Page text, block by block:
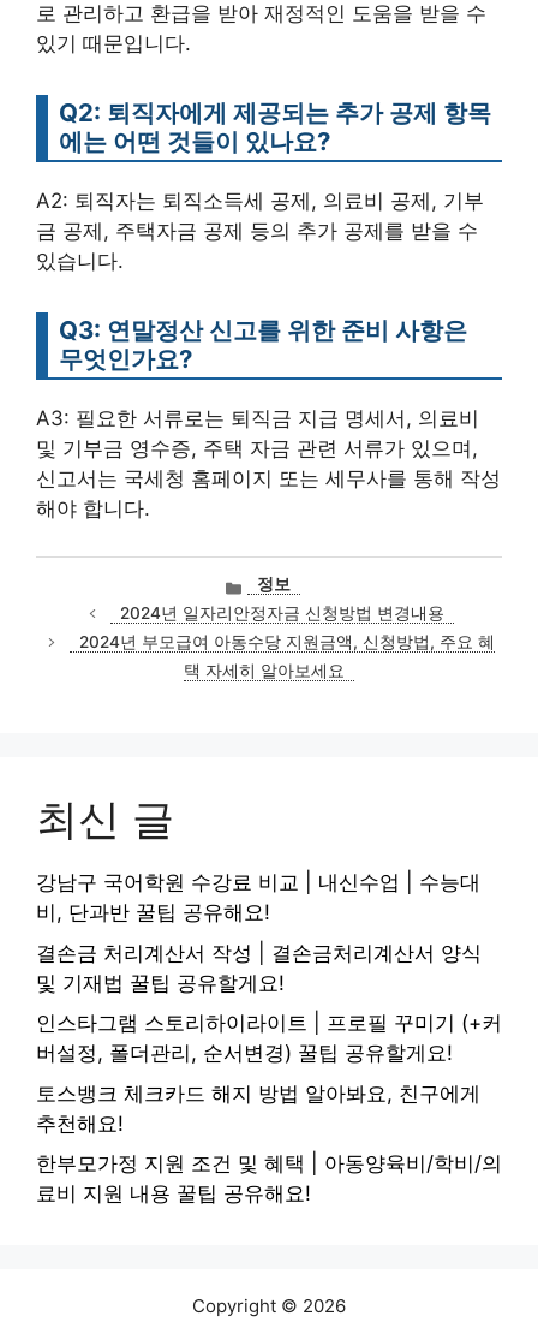
로 관리하고 환급을 받아 재정적인 도움을 받을 수
있기 때문입니다.
Q2: 퇴직자에게 제공되는 추가 공제 항목
에는 어떤 것들이 있나요?
A2: 퇴직자는 퇴직소득세 공제, 의료비 공제, 기부
금 공제, 주택자금 공제 등의 추가 공제를 받을 수
있습니다.
Q3: 연말정산 신고를 위한 준비 사항은
무엇인가요?
A3: 필요한 서류로는 퇴직금 지급 명세서, 의료비
및 기부금 영수증, 주택 자금 관련 서류가 있으며,
신고서는 국세청 홈페이지 또는 세무사를 통해 작성
해야 합니다.
카
테
고
리
정보
2024년 일자리안정자금 신청방법 변경내용
2024년 부모급여 아동수당 지원금액, 신청방법, 주요 혜
택 자세히 알아보세요
최신 글
강남구 국어학원 수강료 비교 | 내신수업 | 수능대
비, 단과반 꿀팁 공유해요!
결손금 처리계산서 작성 | 결손금처리계산서 양식
및 기재법 꿀팁 공유할게요!
인스타그램 스토리하이라이트 | 프로필 꾸미기 (+커
버설정, 폴더관리, 순서변경) 꿀팁 공유할게요!
토스뱅크 체크카드 해지 방법 알아봐요, 친구에게
추천해요!
한부모가정 지원 조건 및 혜택 | 아동양육비/학비/의
료비 지원 내용 꿀팁 공유해요!
Copyright © 2026